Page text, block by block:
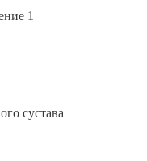
1
сустава